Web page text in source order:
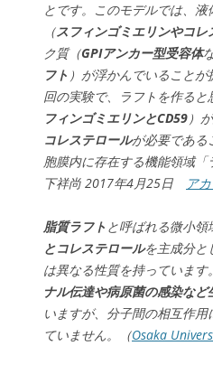
とです。このモデルでは、
（スフィンゴミエリンやコレ
ク質（GPIアンカー型受容体
フト ）が浮かんでいること
回の実験で、ラフトを作る
フィンゴミエリンとCD59）
コレステロールが必要である
胞膜内に存在する機能領域
下祥尚 2017年4月25日
ア
脂質ラフト と呼ばれる微小領
とコレステロールを主成分と
は異なる性質を持っています
ナル伝達や病原菌の感染など
いますが、分子間の相互作
ていません。（Osaka